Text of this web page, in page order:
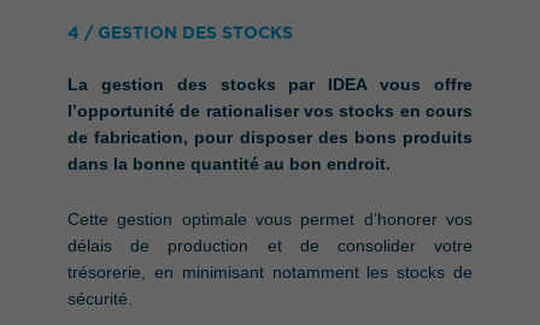
4 / GESTION DES STOCKS
La gestion des stocks par IDEA vous offre
l’opportunité de rationaliser vos stocks en cours
de fabrication, pour disposer des bons produits
dans la bonne quantité au bon endroit.
Cette gestion optimale vous permet d’honorer vos
délais de production et de consolider votre
trésorerie, en minimisant notamment les stocks de
sécurité.